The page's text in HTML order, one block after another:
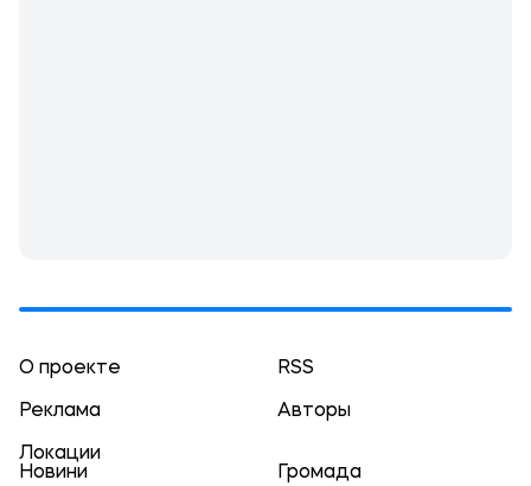
О проекте RSS
Реклама Авторы
Локации
Новини
Громада